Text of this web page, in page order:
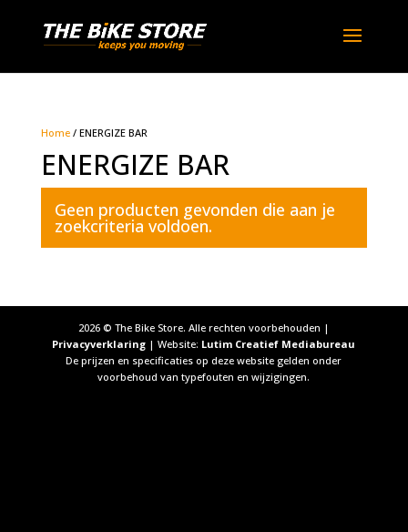
Home/ ENERGIZE BAR
ENERGIZE BAR
Geen producten gevonden die aan je
zoekcriteria voldoen.
2026© The Bike Store. Alle rechten voorbehouden |
Privacyverklaring | Website: Lutim Creatief Mediabureau
De prijzen en specificaties op deze website gelden onder
voorbehoud van typefouten en wijzigingen.